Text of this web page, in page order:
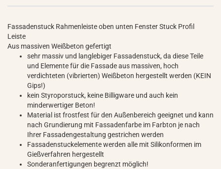
Fassadenstuck Rahmenleiste oben unten Fenster Stuck Profil
Leiste
Aus massiven Weißbeton gefertigt
sehr massiv und langlebiger Fassadenstuck, da diese Teile
und Elemente für die Fassade aus massiven, hoch
verdichteten (vibrierten) Weißbeton hergestellt werden (KEIN
Gips!)
kein Styroporstuck, keine Billigware und auch kein
minderwertiger Beton!
Material ist frostfest für den Außenbereich geeignet und kann
nach Grundierung mit Fassadenfarbe im Farbton je nach
Ihrer Fassadengestaltung gestrichen werden
Fassadenstuckelemente werden alle mit Silikonformen im
Gießverfahren hergestellt
Sonderanfertigungen begrenzt möglich!